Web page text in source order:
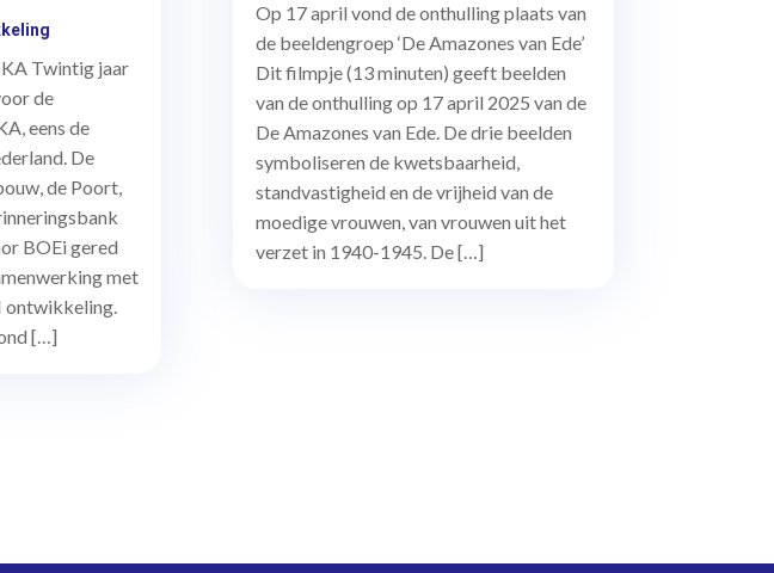
Twintig jaar
de
eens de
De
de Poort,
BOEi gered
met
ontwikkeling.
[…]
Op 17 april vond de onthulling plaats van
de beeldengroep ‘De Amazones van Ede’
Dit filmpje (13 minuten) geeft beelden
van de onthulling op 17 april 2025 van de
De Amazones van Ede. De drie beelden
symboliseren de kwetsbaarheid,
standvastigheid en de vrijheid van de
moedige vrouwen, van vrouwen uit het
verzet in 1940-1945. De […]